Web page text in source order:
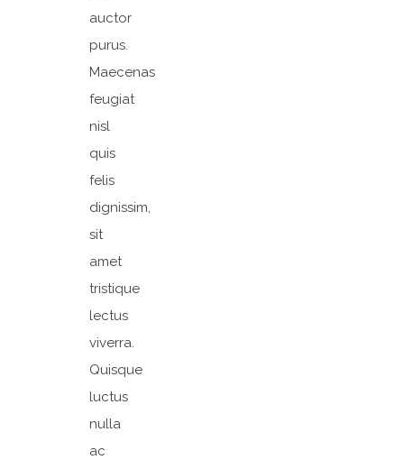
auctor
purus.
Maecenas
feugiat
nisl
quis
felis
dignissim,
sit
amet
tristique
lectus
viverra.
Quisque
luctus
nulla
ac